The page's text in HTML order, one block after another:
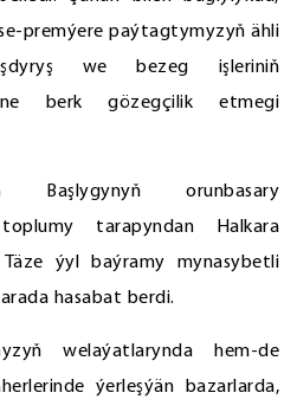
premýere paýtagtymyzyň ähli
we bezeg işleriniň
berk gözegçilik etmegi
Başlygynyň orunbasary
tarapyndan Halkara
ýyl baýramy mynasybetli
hasabat berdi.
welaýatlarynda hem-de
ýerleşýän bazarlarda,